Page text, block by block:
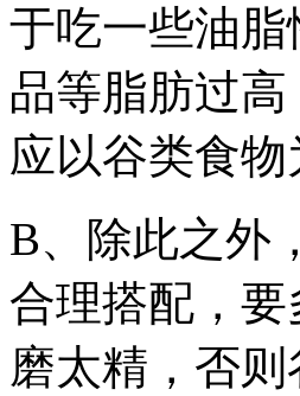
于吃一些油
品等脂肪过
应以谷类食
B、除此之外
合理搭配，
磨太精，否